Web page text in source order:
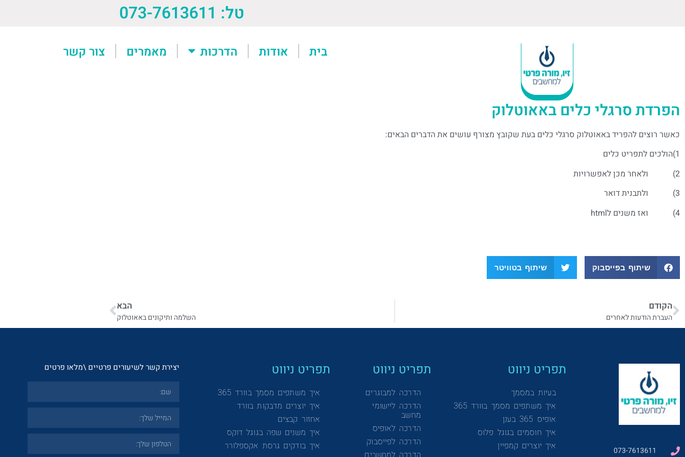
טל: 073-7613611
בית אודות הדרכות מאמרים צור קשר
הפרדת סרגלי כלים באאוטלוק
כאשר רוצים להפריד באאוטלוק סרגלי כלים בעת שקובץ מצורף עושים את הדברים הבאים:
1)הולכים לתפריט כלים
2) ולאחר מכן לאפשרויות
3) ולתבנית דואר
4) ואז משנים לhtml
שיתוף בפייסבוק שיתוף בטוויטר
הקודם
העברת הודעות לאחרים
הבא
השלמה ותיקונים באאוטלוק
073-7613611
תפריט ניווט
בעיות במסמך
איך משתפים מסמך בוורד 365
אופיס 365 בענן
איך חוסמים בגוגל פלוס
איך יוצרים קמפיין
תפריט ניווט
הדרכה למבוגרים
הדרכה ליישומי
מחשב
הדרכה לאופיס
הדרכה לפייסבוק
הדרכה למחשבים
תפריט ניווט
איך משתפים מסמך בוורד 365
איך יוצרים מדבקות בוורד
אחזור קבצים
איך משנים שפה בגוגל דוקס
איך בודקים גרסת אקספלורר
יצירת קשר לשיעורים פרטיים \מלאו פרטים